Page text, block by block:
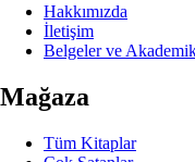
Hakkımızda
İletişim
Belgeler ve
Mağaza
Tüm Kitaplar